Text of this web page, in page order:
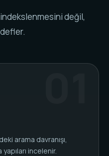
indekslenmesini değil,
arama davranışı,
incelenir.